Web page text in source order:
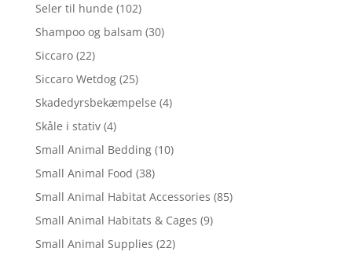
Seler til hunde (102)
Shampoo og balsam (30)
Siccaro (22)
Siccaro Wetdog (25)
Skadedyrsbekæmpelse (4)
Skåle i stativ (4)
Small Animal Bedding (10)
Small Animal Food (38)
Small Animal Habitat Accessories (85)
Small Animal Habitats & Cages (9)
Small Animal Supplies (22)